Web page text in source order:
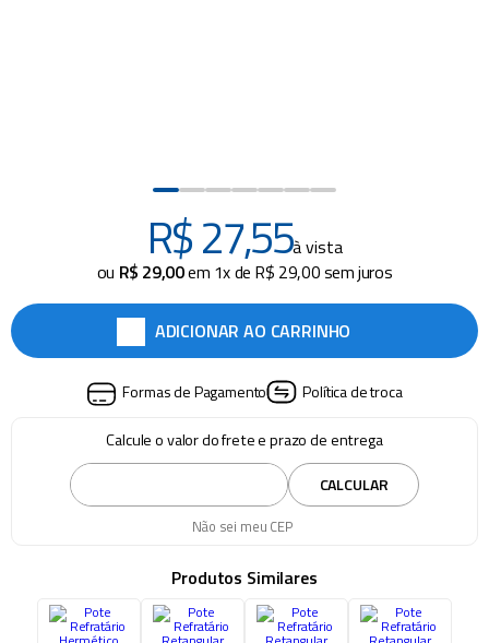
R$27,55à vista
ou R$ 29,00em 1x de R$ 29,00sem juros
ADICIONAR AO CARRINHO
Formas de Pagamento Política de troca
Calcule o valor do frete e prazo de entrega
Não sei meu CEP
CALCULAR
Produtos Similares